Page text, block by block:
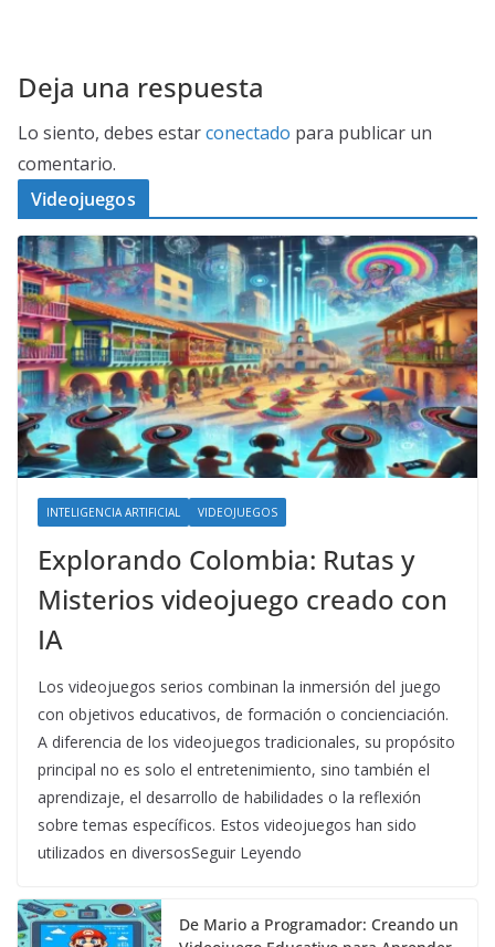
Deja una respuesta
Lo siento, debes estarconectado para publicar un
comentario.
Videojuegos
INTELIGENCIA ARTIFICIAL VIDEOJUEGOS
Explorando Colombia: Rutas y
Misterios videojuego creado con
IA
Los videojuegos serios combinan la inmersión del juego
con objetivos educativos, de formación o concienciación.
A diferencia de los videojuegos tradicionales, su propósito
principal no es solo el entretenimiento, sino también el
aprendizaje, el desarrollo de habilidades o la reflexión
sobre temas específicos. Estos videojuegos han sido
utilizados en diversosSeguir Leyendo
De Mario a Programador: Creando un